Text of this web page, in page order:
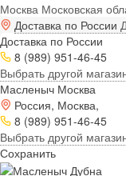
Москва Московская
Доставка по России
Доставка по России
8 (989) 951-46-45
Выбрать другой
Масленыч Москва
Россия, Москва,
8 (989) 951-46-45
Выбрать другой
Сохранить